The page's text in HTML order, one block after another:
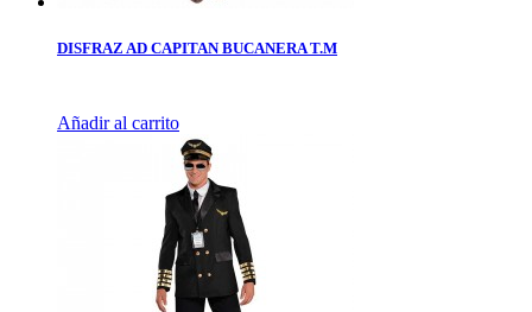
DISFRAZ AD CAPITAN BUCANERA T.M
Añadir al carrito